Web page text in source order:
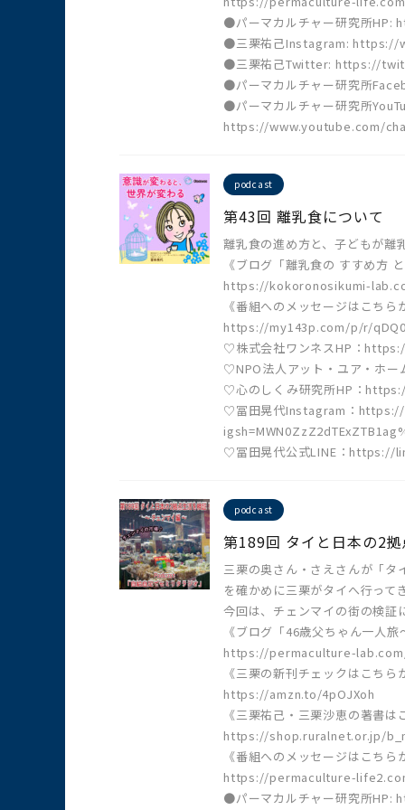
●パーマカルチャー研究所
●三栗祐己Instagram: https://
●三栗祐己Twitter: https://
●パーマカルチャー研究所
●パーマカルチャー研究所
https://www.youtube.com/
podcast
第43回 離乳食について
離乳食の進め方と、子どもが離
《ブログ「離乳食の すすめ方
https://kokoronosikumi-
《番組へのメッセージはこちら
https://my143p.com/p/r/
♡株式会社ワンネスHP：
♡NPO法人アット・ユア・ホ
♡心のしくみ研究所HP：
♡冨田晃代Instagram：
♡冨田晃代公式LINE：https://
podcast
第189回 タイと日本の2
三栗の奥さん・さえさんが「タ
を確かめに三栗がタイへ行って
今回は、チェンマイの街の検証
《ブログ「46歳父ちゃん一人
https://permaculture-
《三栗の新刊チェックはこちら
https://amzn.to/4pOJXoh
《三栗祐己・三栗沙恵の著書は
https://shop.ruralnet.or.jp/
《番組へのメッセージはこちら
https://permaculture-
●パーマカルチャー研究所